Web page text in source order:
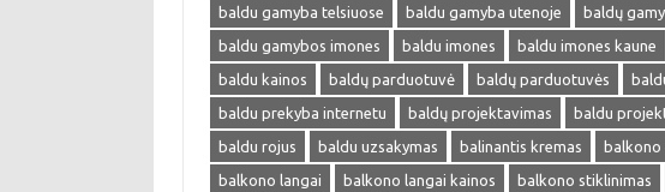
baldu gamyba telsiuose
baldu gamyba utenoje baldų
baldu gamybos imones
baldu imones baldu imones kaune
baldu kainos
baldų parduotuvė baldų parduotuvės
baldu prekyba internetu
baldų projektavimas baldu
baldu rojus
baldu uzsakymas balinantis kremas balkono
balkono langai
balkono langai kainos balkono stiklinimas